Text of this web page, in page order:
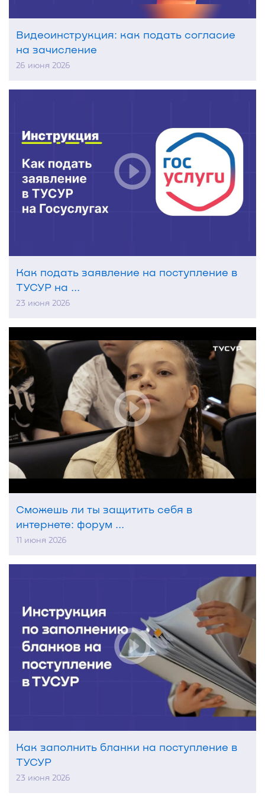
Видеоинструкция: как подать согласие
на зачисление
26 июня 2026
Как подать заявление на поступление в
ТУСУР на ...
23 июня 2026
Сможешь ли ты защитить себя в
интернете: форум ...
11 июня 2026
Как заполнить бланки на поступление в
ТУСУР
23 июня 2026